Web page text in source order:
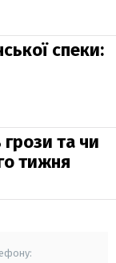
спеки:
грози та чи
тижня